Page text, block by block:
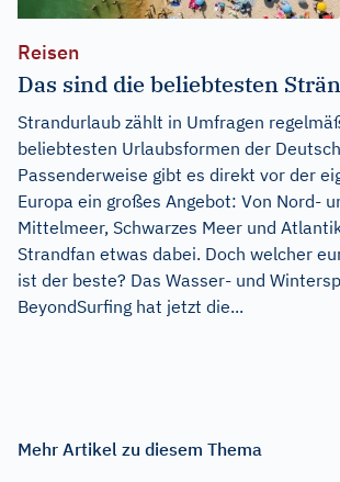
Reisen
Das sind die beliebtesten
Strandurlaub zählt in Umfragen
beliebtesten Urlaubsformen der
Passenderweise gibt es direkt vor der
Europa ein großes Angebot: Von Nord-
Mittelmeer, Schwarzes Meer und
Strandfan etwas dabei. Doch welcher
ist der beste? Das Wasser- und
BeyondSurfing hat jetzt die...
Mehr Artikel zu diesem Thema